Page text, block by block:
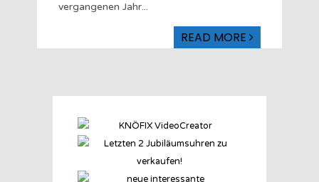
vergangenen Jahr...
READ MORE